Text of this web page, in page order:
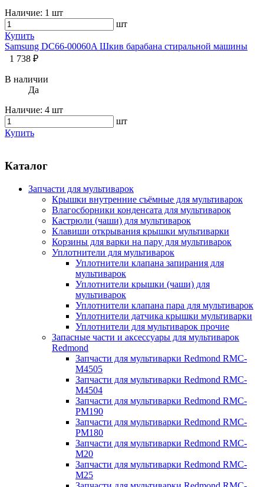
Наличие: 1 шт
шт
Купить
Samsung DC66-00060A Шкив барабана стиральной машины
1 738 ₽
В наличии
Да
Наличие: 4 шт
шт
Купить
Каталог
Запчасти для мультиварок
Крышки внутренние съёмные для мультиварок
Влагосборники конденсата для мультиварок
Кастрюли (чаши) для мультиварок
Клавиши открывания крышки мультиварки
Корзины для варки на пару для мультиварок
Уплотнители для мультиварок
Уплотнители клапана запирания для
мультиварок
Уплотнители крышки (чаши) для
мультиварок
Уплотнители клапана пара для мультиварок
Уплотнители датчика крышки мультиварки
Уплотнители для мультиварок прочие
Запасные части и аксессуары для мультиварок
Redmond
Запчасти для мультиварки Redmond RMC-
M4505
Запчасти для мультиварки Redmond RMC-
M4504
Запчасти для мультиварки Redmond RMC-
PM190
Запчасти для мультиварки Redmond RMC-
PM180
Запчасти для мультиварки Redmond RMC-
M20
Запчасти для мультиварки Redmond RMC-
M25